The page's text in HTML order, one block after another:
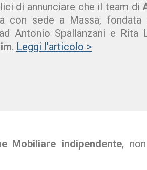
di annunciare che il team di
con sede a Massa,
Antonio Spallanzani e Rita
. Leggi l’articolo >
Mobiliare indipendente,